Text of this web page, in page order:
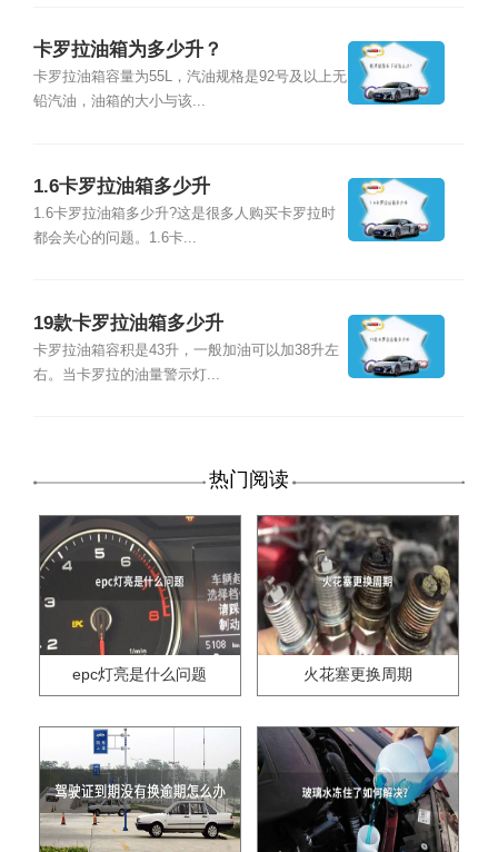
卡罗拉油箱为多少升？
卡罗拉油箱容量为55L，汽油规格是92号及以上无
铅汽油，油箱的大小与该...
1.6卡罗拉油箱多少升
1.6卡罗拉油箱多少升?这是很多人购买卡罗拉时
都会关心的问题。1.6卡...
19款卡罗拉油箱多少升
卡罗拉油箱容积是43升，一般加油可以加38升左
右。当卡罗拉的油量警示灯...
热门阅读
epc灯亮是什么问题 火花塞更换周期